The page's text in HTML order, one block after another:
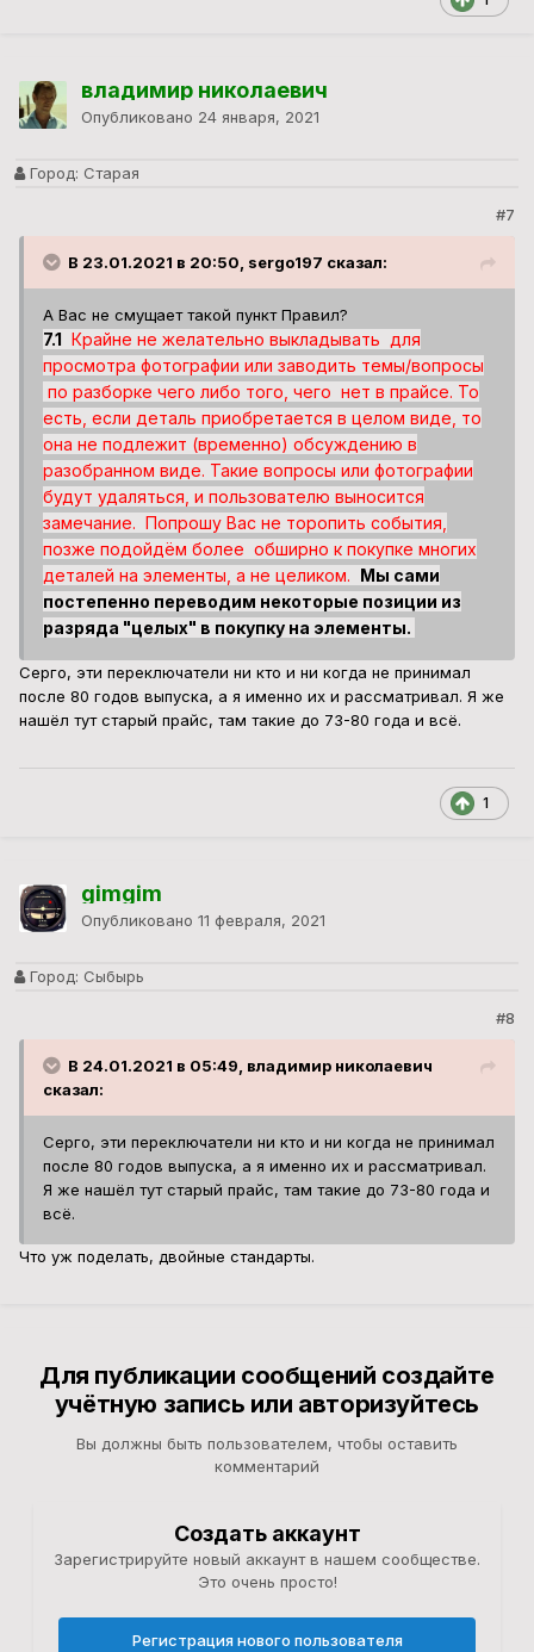
владимир николаевич
Опубликовано 24 января, 2021
Город: Старая
#7
В 23.01.2021 в 20:50, sergo197 сказал:
А Вас не смущает такой пункт Правил?
7.1 Крайне не желательно выкладывать для
просмотра фотографии или заводить темы/вопросы
по разборке чего либо того, чего нет в прайсе. То
есть, если деталь приобретается в целом виде, то
она не подлежит (временно) обсуждению в
разобранном виде. Такие вопросы или фотографии
будут удаляться, и пользователю выносится
замечание. Попрошу Вас не торопить события,
позже подойдём более обширно к покупке многих
деталей на элементы, а не целиком. Мы сами
постепенно переводим некоторые позиции из
разряда "целых" в покупку на элементы.
Серго, эти переключатели ни кто и ни когда не принимал
после 80 годов выпуска, а я именно их и рассматривал. Я же
нашёл тут старый прайс, там такие до 73-80 года и всё.
1
gimgim
Опубликовано 11 февраля, 2021
Город: Сыбырь
#8
В 24.01.2021 в 05:49, владимир николаевич
сказал:
Серго, эти переключатели ни кто и ни когда не принимал
после 80 годов выпуска, а я именно их и рассматривал.
Я же нашёл тут старый прайс, там такие до 73-80 года и
всё.
Что уж поделать, двойные стандарты.
Для публикации сообщений создайте
учётную запись или авторизуйтесь
Вы должны быть пользователем, чтобы оставить
комментарий
Создать аккаунт
Зарегистрируйте новый аккаунт в нашем сообществе.
Это очень просто!
Регистрация нового пользователя